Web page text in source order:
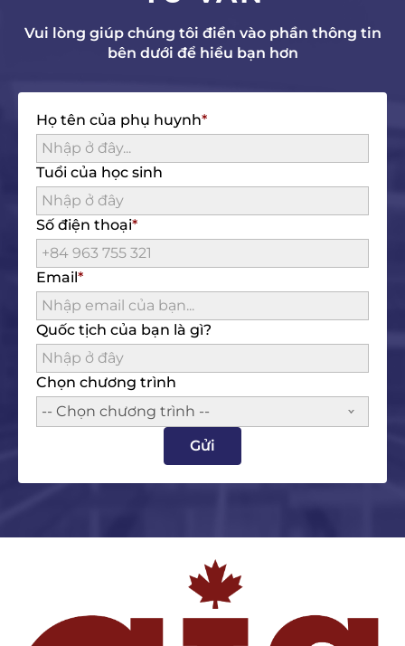
Vui lòng giúp chúng tôi điền vào phần thông tin
bên dưới để hiểu bạn hơn
Họ tên của phụ huynh
Tuổi của học sinh
Số điện thoại
Email
Quốc tịch của bạn là gì?
Chọn chương trình
-- Chọn chương trình --
Gửi